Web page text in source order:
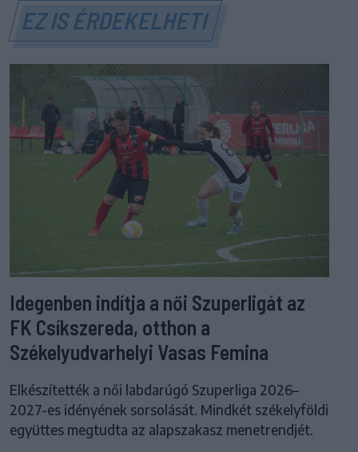
EZ IS ÉRDEKELHETI
Idegenben indítja a női Szuperligát az
FK Csíkszereda, otthon a
Székelyudvarhelyi Vasas Femina
Elkészítették a női labdarúgó Szuperliga 2026–
2027-es idényének sorsolását. Mindkét székelyföldi
együttes megtudta az alapszakasz menetrendjét.